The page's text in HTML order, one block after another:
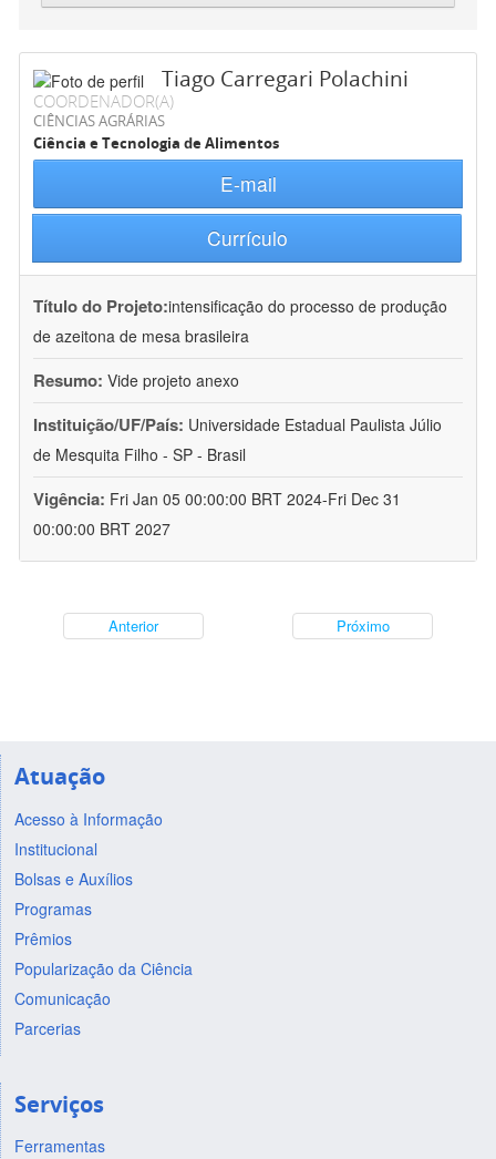
Tiago Carregari Polachini
COORDENADOR(A)
CIÊNCIAS AGRÁRIAS
Ciência e Tecnologia de Alimentos
E-mail
Currículo
Título do Projeto:intensificação do processo de produção
de azeitona de mesa brasileira
Resumo: Vide projeto anexo
Instituição/UF/País: Universidade Estadual Paulista Júlio
de Mesquita Filho - SP - Brasil
Vigência: Fri Jan 05 00:00:00 BRT 2024-Fri Dec 31
00:00:00 BRT 2027
Anterior Próximo
Atuação
Acesso à Informação
Institucional
Bolsas e Auxílios
Programas
Prêmios
Popularização da Ciência
Comunicação
Parcerias
Serviços
Ferramentas